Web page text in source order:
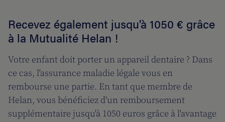
Recevez également jusqu'à 1050 € grâce
à la Mutualité Helan !
Votre enfant doit porter un appareil dentaire ? Dans
ce cas, l'assurance maladie légale vous en
rembourse une partie. En tant que membre de
Helan, vous bénéficiez d'un remboursement
supplémentaire jusqu'à 1050 euros grâce à l'avantage